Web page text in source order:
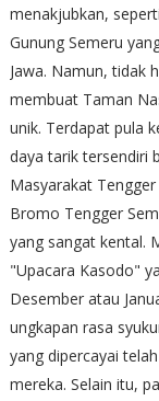
menakjubkan,
Gunung Semeru
Jawa. Namun, tidak
membuat Taman
unik. Terdapat pula
daya tarik tersendiri
Masyarakat
Bromo Tengger
yang sangat kental.
"Upacara Kasodo"
Desember atau
ungkapan rasa
yang dipercayai
mereka. Selain itu,